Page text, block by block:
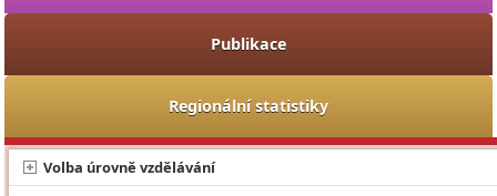
Publikace
Regionální statistiky
Volba úrovně vzdělávání